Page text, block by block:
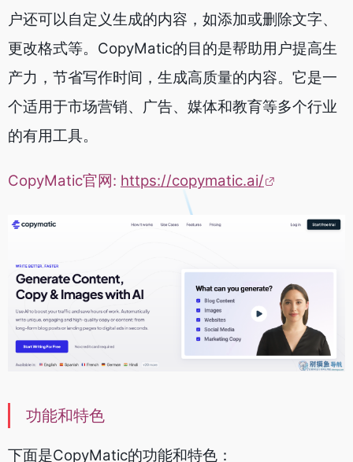
户还可以自定义生成的内容，如添加或删除文字、
更改格式等。CopyMatic的目的是帮助用户提高生
产力，节省写作时间，生成高质量的内容。它是一
个适用于市场营销、广告、媒体和教育等多个行业
的有用工具。
CopyMatic官网: https://copymatic.ai/
功能和特色
下面是CopyMatic的功能和特色：